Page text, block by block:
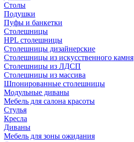
Столы
Подушки
Пуфы и банкетки
Столешницы
HPL столешницы
Столешницы дизайнерские
Столешницы из искусственного камня
Столешницы из ЛДСП
Столешницы из массива
Шпонированные столешницы
Модульные диваны
Мебель для салона красоты
Стулья
Кресла
Диваны
Мебель для зоны ожидания